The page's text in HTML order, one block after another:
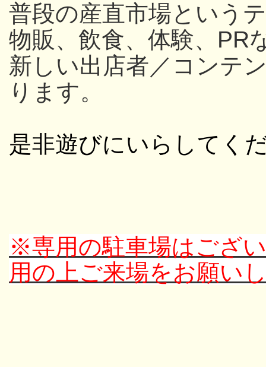
普段の産直市場という
物販、飲食、体験、PR
新しい出店者／コンテ
ります。
是非遊びにいらしてく
※専用の駐車場はござ
用の上ご来場をお願い